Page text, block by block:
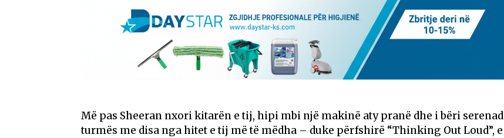
Më pas Sheeran nxori kitarën e tij, hipi mbi një makinë aty pranë dhe i bëri serenad
turmës me disa nga hitet e tij më të mëdha – duke përfshirë “Thinking Out Loud”, e